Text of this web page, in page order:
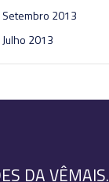
Setembro 2013
Julho 2013
DA VÊMAIS.